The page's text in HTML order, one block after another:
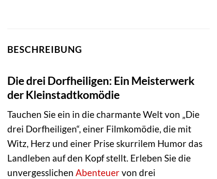
BESCHREIBUNG
Die drei Dorfheiligen: Ein Meisterwerk
der Kleinstadtkomödie
Tauchen Sie ein in die charmante Welt von „Die
drei Dorfheiligen“, einer Filmkomödie, die mit
Witz, Herz und einer Prise skurrilem Humor das
Landleben auf den Kopf stellt. Erleben Sie die
unvergesslichen Abenteuervon drei